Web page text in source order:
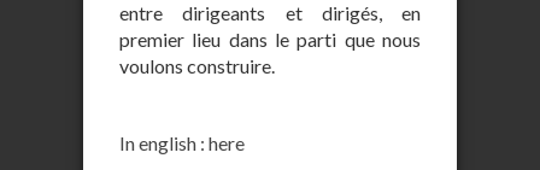
entre dirigeants et dirigés, en
premier lieu dans le parti que nous
voulons construire.
In english : here